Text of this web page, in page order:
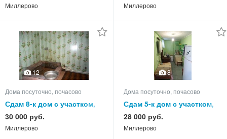
Миллерово Миллерово
12
Дома посуточно, почасово
Сдам 8-к дом с участком,
85.0 кв.м, этажей 1
30 000 руб.
Миллерово
8
Дома посуточно, почасово
Сдам 5-к дом с участком,
65.0 кв.м, этажей 1
28 000 руб.
Миллерово